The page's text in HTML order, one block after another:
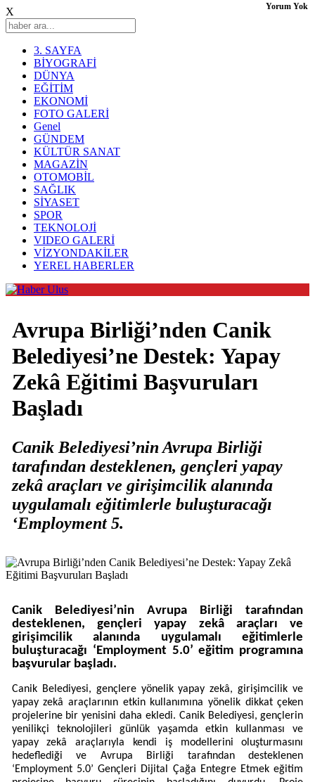
X
3. SAYFA
BİYOGRAFİ
DÜNYA
EĞİTİM
EKONOMİ
FOTO GALERİ
Genel
GÜNDEM
KÜLTÜR SANAT
MAGAZİN
OTOMOBİL
SAĞLIK
SİYASET
SPOR
TEKNOLOJİ
VIDEO GALERİ
VİZYONDAKİLER
YEREL HABERLER
Avrupa Birliği’nden Canik
Belediyesi’ne Destek: Yapay
Zekâ Eğitimi Başvuruları
Başladı
Canik Belediyesi’nin Avrupa Birliği
tarafından desteklenen, gençleri yapay
zekâ araçları ve girişimcilik alanında
uygulamalı eğitimlerle buluşturacağı
‘Employment 5.
Canik Belediyesi’nin Avrupa Birliği tarafından
desteklenen, gençleri yapay zekâ araçları ve
girişimcilik alanında uygulamalı eğitimlerle
buluşturacağı ‘Employment 5.0’ eğitim programına
başvurular başladı.
Canik Belediyesi, gençlere yönelik yapay zekâ, girişimcilik ve
yapay zekâ araçlarının etkin kullanımına yönelik dikkat çeken
projelerine bir yenisini daha ekledi. Canik Belediyesi, gençlerin
yenilikçi teknolojileri günlük yaşamda etkin kullanması ve
yapay zekâ araçlarıyla kendi iş modellerini oluşturmasını
hedeflediği ve Avrupa Birliği tarafından desteklenen
‘Employment 5.0’ Gençleri Dijital Çağa Entegre Etmek eğitim
Yorum Yok